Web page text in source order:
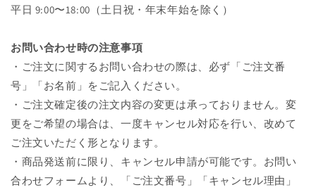
平日 9:00〜18:00（土日祝・年末年始を除く）
お問い合わせ時の注意事項
・ご注文に関するお問い合わせの際は、必ず「ご注文番
号」「お名前」をご記入ください。
・ご注文確定後の注文内容の変更は承っておりません。変
更をご希望の場合は、一度キャンセル対応を行い、改めて
ご注文いただく形となります。
・商品発送前に限り、キャンセル申請が可能です。お問い
合わせフォームより、「ご注文番号」「キャンセル理由」